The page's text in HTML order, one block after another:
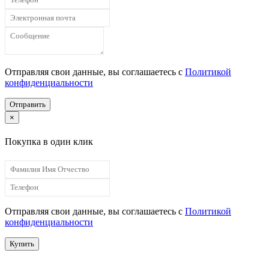
Отправляя свои данные, вы соглашаетесь с Политикой
конфиденциальности
Отправить
×
Покупка в один клик
Отправляя свои данные, вы соглашаетесь с Политикой
конфиденциальности
Купить